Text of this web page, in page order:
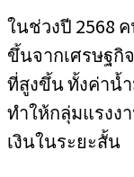
ในช่วงปี 2568
ขึ้นจากเศรษฐ
ที่สูงขึ้น ทั้งค่าน้
ทำให้กลุ่มแรงง
เงินในระยะสั้น